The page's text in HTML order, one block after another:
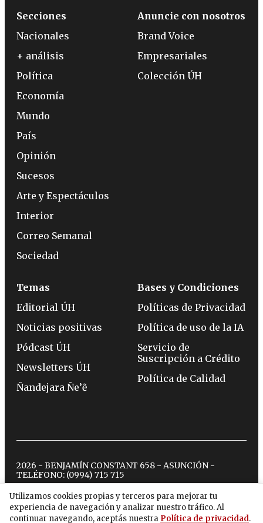
Utilizamos cookies propias y terceros para mejorar tu
experiencia de navegación y analizar nuestro tráfico. Al
continuar navegando, aceptás nuestra Política de privacidad.
Secciones
Nacionales
+ análisis
Política
Economía
Mundo
País
Opinión
Sucesos
Arte y Espectáculos
Interior
Correo Semanal
Sociedad
Anuncie con nosotros
Brand Voice
Empresariales
Colección ÚH
Temas
Editorial ÚH
Noticias positivas
Pódcast ÚH
Newsletters ÚH
Ñandejara Ñe’ẽ
Bases y Condiciones
Políticas de Privacidad
Política de uso de la IA
Servicio de
Suscripción a Crédito
Política de Calidad
2026 - BENJAMÍN CONSTANT 658 - ASUNCIÓN -
TELÉFONO: (0994) 715 715
twitterinstagram
facebook
tiktokyoutubespotify